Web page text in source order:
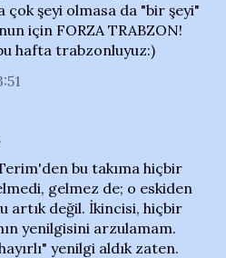
çok şeyi olmasa da "bir şeyi"
için FORZA TRABZON!
hafta trabzonluyuz:)
bu takıma hiçbir
gelmez de; o eskiden
artık değil. İkincisi, hiçbir
yenilgisini arzulamam.
yenilgi aldık zaten.